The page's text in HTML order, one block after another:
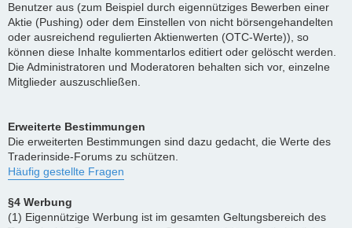
Benutzer aus (zum Beispiel durch eigennütziges Bewerben einer
Aktie (Pushing) oder dem Einstellen von nicht börsengehandelten
oder ausreichend regulierten Aktienwerten (OTC-Werte)), so
können diese Inhalte kommentarlos editiert oder gelöscht werden.
Die Administratoren und Moderatoren behalten sich vor, einzelne
Mitglieder auszuschließen.
Erweiterte Bestimmungen
Die erweiterten Bestimmungen sind dazu gedacht, die Werte des
Traderinside-Forums zu schützen.
Häufig gestellte Fragen
§4 Werbung
(1) Eigennützige Werbung ist im gesamten Geltungsbereich des